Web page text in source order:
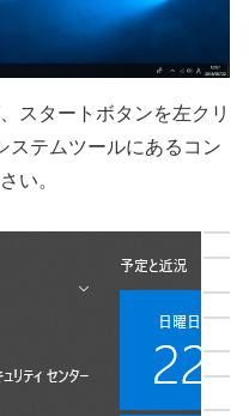
スタートボタンを左クリ
ステムツールにあるコン
い。